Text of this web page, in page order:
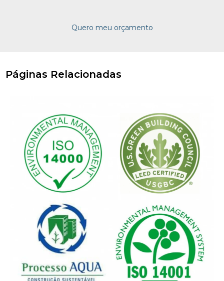
Quero meu orçamento
Páginas Relacionadas